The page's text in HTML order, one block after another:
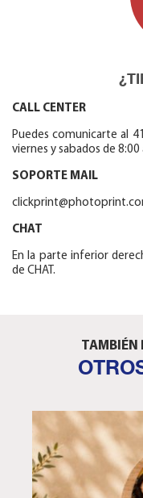
CALL CENTER
Puedes comunicarte al
viernes y sabados de 8:00
SOPORTE MAIL
CHAT
En la parte inferior
de CHAT.
TAMBIÉN